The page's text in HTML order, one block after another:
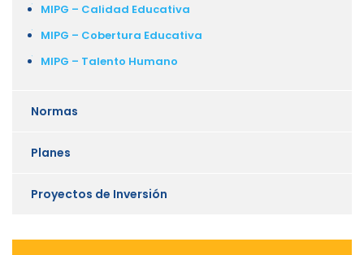
MIPG – Calidad Educativa
MIPG – Cobertura Educativa
MIPG – Talento Humano
Normas
Planes
Proyectos de Inversión